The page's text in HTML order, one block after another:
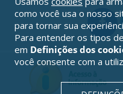
como você usa o nosso
para tornar sua
Para entender os tipos
em Definições dos
você consente com a